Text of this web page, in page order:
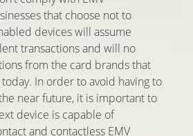
that choose not to
devices will assume
transactions and will no
from the card brands that
In order to avoid having to
near future, it is important to
device is capable of
and contactless EMV